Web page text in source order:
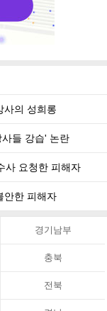
사의 성희롱
들 강습' 논란
사 요청한 피해자
안한 피해자
경기남부
충북
전북